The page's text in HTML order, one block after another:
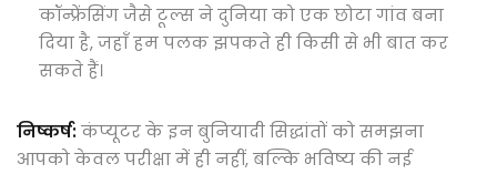
कॉन्फ्रेंसिंग जैसे टूल्स ने दुनिया को एक छोटा गांव बना
दिया है, जहाँ हम पलक झपकते ही किसी से भी बात कर
सकते हैं।
निष्कर्ष:कंप्यूटर के इन बुनियादी सिद्धांतों को समझना
आपको केवल परीक्षा में ही नहीं, बल्कि भविष्य की नई